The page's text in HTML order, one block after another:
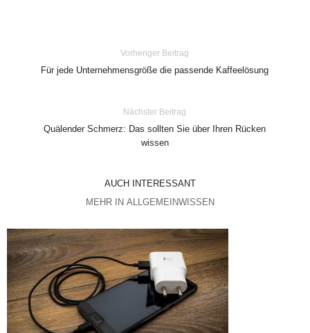
Vorheriger Beitrag
Für jede Unternehmensgröße die passende Kaffeelösung
Nächster Beitrag
Quälender Schmerz: Das sollten Sie über Ihren Rücken
wissen
AUCH INTERESSANT
MEHR IN ALLGEMEINWISSEN